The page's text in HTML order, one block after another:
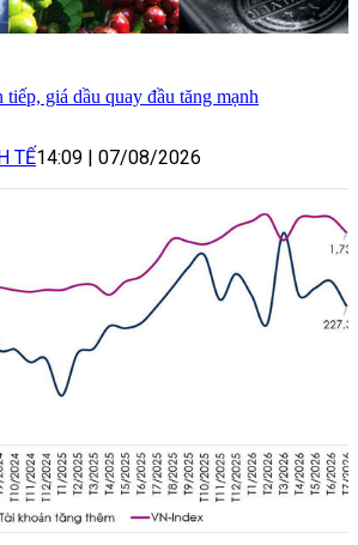
tiếp, giá dầu quay đầu tăng mạnh
TẾ14:09 07/08/2026